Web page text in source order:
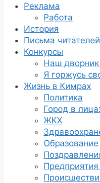
Реклама
Работа
История
Письма читателей
Конкурсы
Наш
Я горжусь
Жизнь в Кимрах
Политика
Город в
ЖКХ
Образование